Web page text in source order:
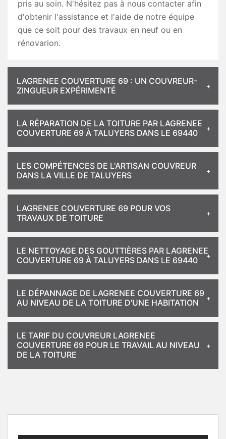
pris au soin. N'hésitez pas à nous contacter afin
d'obtenir l'assistance et l'aide de notre équipe
que ce soit pour des travaux en neuf ou en
rénovarion.
LAGRENEE COUVERTURE 69 : UN COUVREUR-
ZINGUEUR EXPÉRIMENTÉ
LA RÉPARATION DE LA TOITURE PAR LAGRENEE
COUVERTURE 69 À TALUYERS DANS LE 69440
LES COMPÉTENCES DE L'ARTISAN COUVREUR
DANS LA VILLE DE TALUYERS
LAGRENEE COUVERTURE 69 POUR VOS
TRAVAUX DE TOITURE
LE NETTOYAGE DES GOUTTIÈRES PAR LAGRENEE
COUVERTURE 69 À TALUYERS DANS LE 69440
LE DÉPANNAGE DE LAGRENEE COUVERTURE 69
AU NIVEAU DE LA TOITURE D'UNE HABITATION
LE TARIF DU COUVREUR LAGRENEE
COUVERTURE 69 POUR LE TRAVAIL AU NIVEAU
DE LA TOITURE